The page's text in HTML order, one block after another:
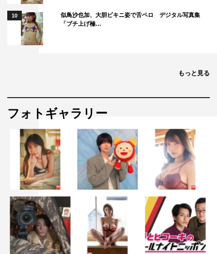
10
似鳥沙也加、大胆ビキニ姿で舌ペロ デジタル写真集
「ブチ上げ極…
もっと見る
フォトギャラリー